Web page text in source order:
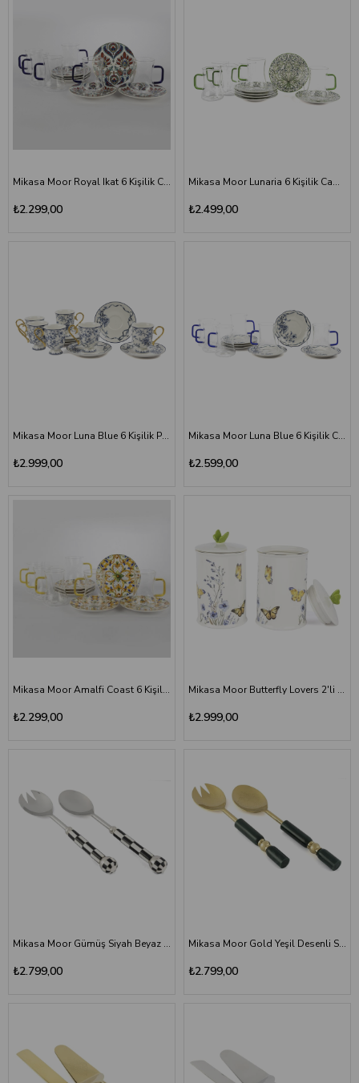
Mikasa Moor Royal Ikat 6 Kişilik Cam Çay Seti 180 ml
₺2.299,00
Mikasa Moor Lunaria 6 Kişilik Cam Çay Seti 180 ml
₺2.499,00
Mikasa Moor Luna Blue 6 Kişilik Porselen Kahve Fincan Seti 90 cc
₺2.999,00
Mikasa Moor Luna Blue 6 Kişilik Cam Çay Seti 180 ml
₺2.599,00
Mikasa Moor Amalfi Coast 6 Kişilik Cam Çay Seti 180 ml
₺2.299,00
Mikasa Moor Butterfly Lovers 2'li Porselen Kavanoz Seti 20 cm
₺2.999,00
Mikasa Moor Gümüş Siyah Beyaz Dama Desenli Salata Servis Seti 27 cm
₺2.799,00
Mikasa Moor Gold Yeşil Desenli Salata Servis Seti
₺2.799,00